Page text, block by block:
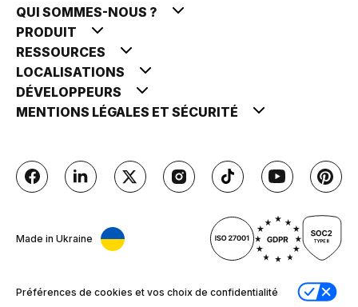
QUI SOMMES-NOUS ?
PRODUIT
RESSOURCES
LOCALISATIONS
DÉVELOPPEURS
MENTIONS LÉGALES ET SÉCURITÉ
Made in Ukraine
Préférences de cookies et vos choix de confidentialité